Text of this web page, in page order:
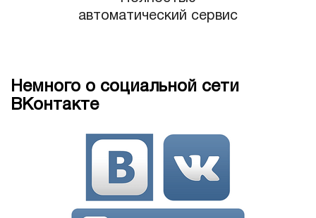
автоматический сервис
Немного о социальной сети
ВКонтакте